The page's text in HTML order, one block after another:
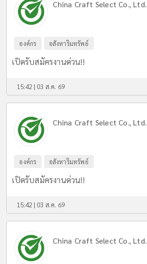
China Craft Select Co., Ltd.
องค์กร อสังหาริมทรัพย์
เปิดรับสมัครงานด่วน!!
15:42 | 03 ส.ค. 69
China Craft Select Co., Ltd.
องค์กร อสังหาริมทรัพย์
เปิดรับสมัครงานด่วน!!
15:42 | 03 ส.ค. 69
China Craft Select Co., Ltd.